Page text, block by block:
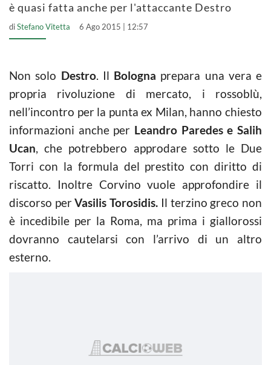
è quasi fatta anche per l'attaccante Destro
diStefano Vitetta 6 Ago 2015 | 12:57
Non solo Destro. Il Bologna prepara una vera e
propria rivoluzione di mercato, i rossoblù,
nell’incontro per la punta ex Milan, hanno chiesto
informazioni anche per Leandro Paredes e Salih
Ucan, che potrebbero approdare sotto le Due
Torri con la formula del prestito con diritto di
riscatto. Inoltre Corvino vuole approfondire il
discorso perVasilis Torosidis. Il terzino greco non
è incedibile per la Roma, ma prima i giallorossi
dovranno cautelarsi con l’arrivo di un altro
esterno.